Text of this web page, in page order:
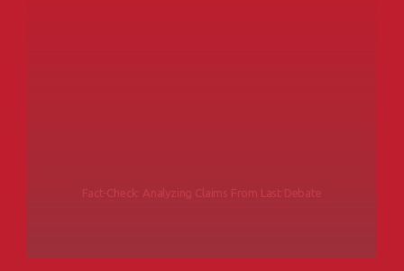
Fact-Check: Analyzing Claims From Last Debate